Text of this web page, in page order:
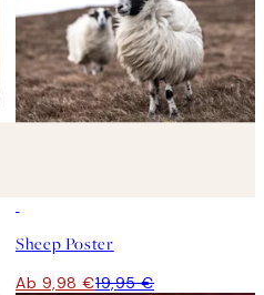
Sheep Poster
Ab 9,98 €19,95 €